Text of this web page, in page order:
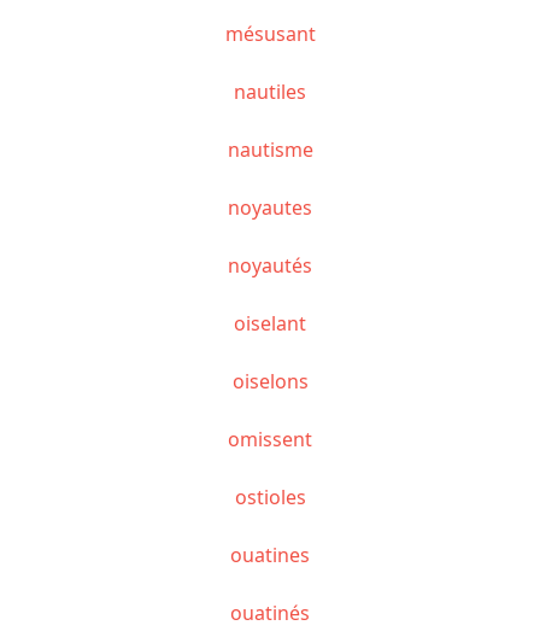
mésusant
nautiles
nautisme
noyautes
noyautés
oiselant
oiselons
omissent
ostioles
ouatines
ouatinés